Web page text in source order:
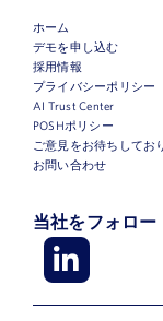
ル
ア
ド
レ
ス
役
職
会
社
社
関
心
ホーム
デモを申し込む
採用情報
プライバシーポリシー
AI Trust Center
POSHポリシー
ご意見をお待ちしてお
お問い合わせ
当社をフォロー